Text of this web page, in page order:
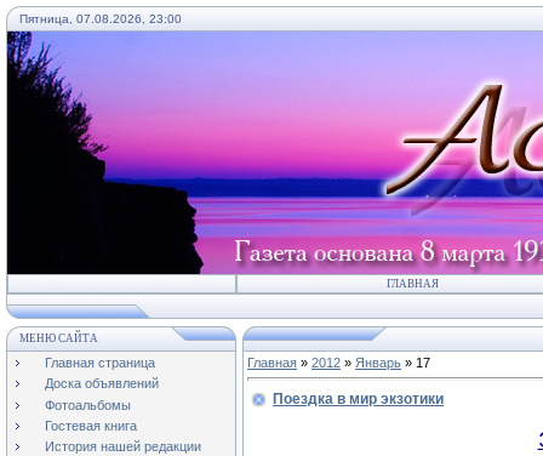
Пятница, 07.08.2026, 23:00
ГЛАВНАЯ
МЕНЮ САЙТА
Главная страница
Доска объявлений
Фотоальбомы
Гостевая книга
История нашей редакции
Главная » 2012 » Январь » 17
Поездка в мир экзотики